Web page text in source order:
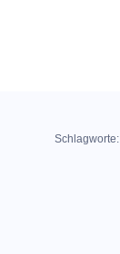
Schlagworte: